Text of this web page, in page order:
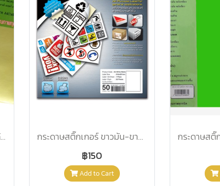
กระดาษสติ๊กเกอร์ เงิน-ทอง ด้าน-มัน A4 50 แผ่น /แพ็ค กระดาษสติ๊กเกอร์ ขาวมัน-ขาวด้าน A4 50 แผ่น/แพ็ค
฿150
Add to Cart